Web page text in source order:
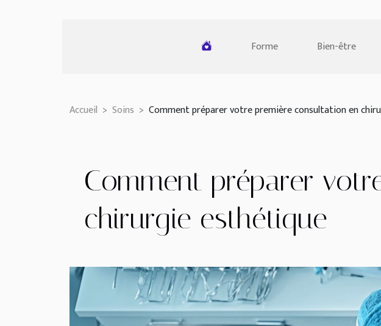
Forme Bien-être
Accueil Soins Comment préparer votre première consultation en
Comment préparer
chirurgie esthétique